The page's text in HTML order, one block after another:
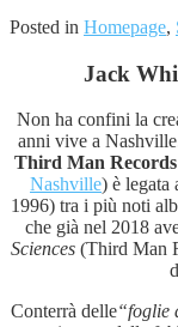
Posted in Homepage,
Jack
Non ha confini la
anni vive a
Third Man Records
Nashville) è legata
1996) tra i più noti
che già nel 2018
Sciences (Third Man
Conterrà delle“foglie